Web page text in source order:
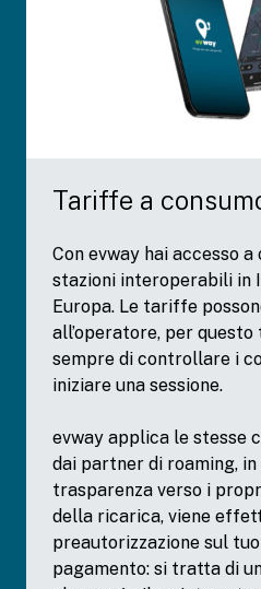
Tariffe a
Con evway hai accesso
stazioni interoperabili in
Europa. Le tariffe
all’operatore, per
sempre di controllare i
iniziare una sessione.
evway applica le stesse
dai partner di roaming,
trasparenza verso i
della ricarica, viene
preautorizzazione sul
pagamento: si tratta di